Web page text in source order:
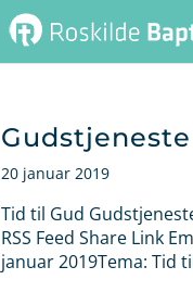
Gudstjeneste
20 januar 2019
Tid til Gud
RSS Feed Share Link
januar 2019Tema: Tid